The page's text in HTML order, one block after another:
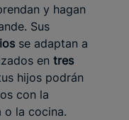
y hagan
Sus
se adaptan a
en tres
hijos podrán
con la
o la cocina.